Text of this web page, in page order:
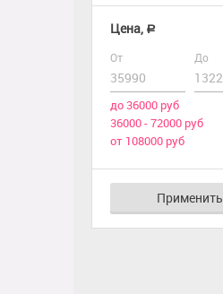
Цена, a
От До
до 36000 руб
36000 - 72000 руб
от 108000 руб
Применить